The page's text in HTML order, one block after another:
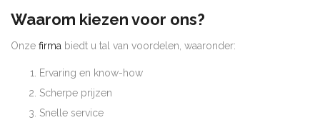
Waarom kiezen voor ons?
Onze firma biedt u tal van voordelen, waaronder:
Ervaring en know-how
Scherpe prijzen
Snelle service